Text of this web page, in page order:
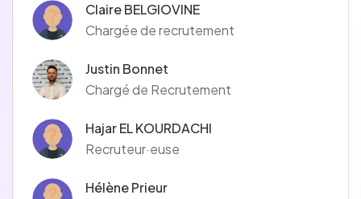
Claire BELGIOVINE
Chargée de recrutement
Justin Bonnet
Chargé de Recrutement
Hajar EL KOURDACHI
Recruteur·euse
Hélène Prieur